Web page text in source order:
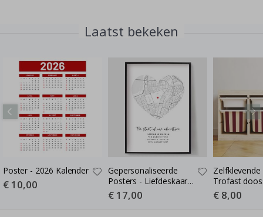
Laatst bekeken
Poster - 2026 Kalender
Special
Price
€ 10,00
Gepersonaliseerde
Posters - Liefdeskaart -
Waar de Liefde Begon
Special
Price
€ 17,00
Trofast
Kies maat /
burgundy –
Special
Price
€ 8,00